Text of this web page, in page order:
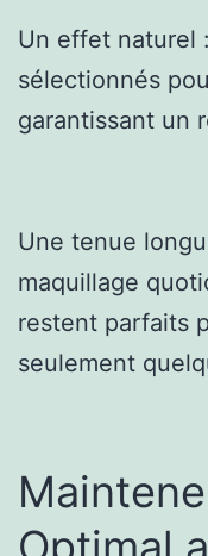
Un effet naturel
sélectionnés
garantissant un
Une tenue
maquillage
restent parfaits
seulement